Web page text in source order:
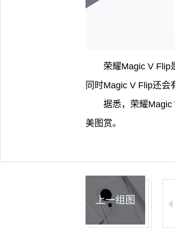
荣耀Magic V Flip
同时Magic V Flip还会
据悉，荣耀
美图赏。
上一组图